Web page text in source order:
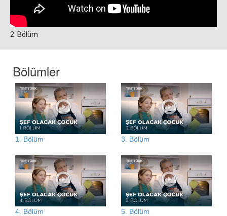
2. Bölüm
Bölümler
1. Bölüm 3. Bölüm
4. Bölüm 5. Bölüm